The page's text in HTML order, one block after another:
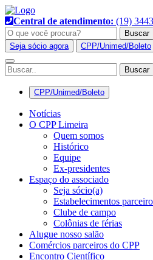
Pular
para
o
conteúdo
Central de atendimento: (19)
Buscar
Seja sócio agora
CPP/Unimed/Boleto
Alternar
navegação
CPP/Unimed/Boleto
Notícias
O CPP Limeira
Quem somos
Histórico
Equipe
Ex-presidentes
Espaço do associado
Seja sócio(a)
Estabelecimentos
Clube de campo
Colônias de férias
Alugue nosso salão
Comércios parceiros do CPP
Encontro Científico